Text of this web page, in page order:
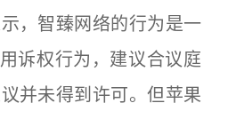
智臻网络的行为是一
诉权行为，建议合议庭
并未得到许可。但苹果